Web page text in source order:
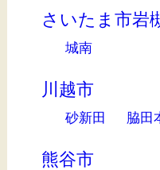
さいたま市岩
城南
川越市
砂新田 脇田
熊谷市